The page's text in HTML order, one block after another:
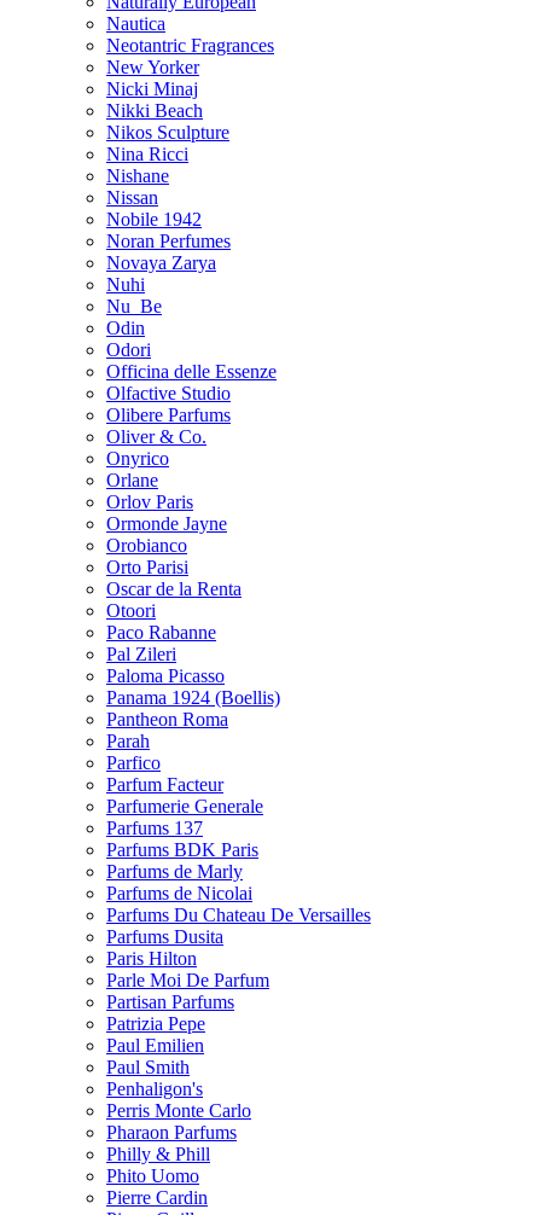
Nautica
Neotantric Fragrances
New Yorker
Nicki Minaj
Nikki Beach
Nikos Sculpture
Nina Ricci
Nishane
Nissan
Nobile 1942
Noran Perfumes
Novaya Zarya
Nuhi
Nu_Be
Odin
Odori
Officina delle Essenze
Olfactive Studio
Olibere Parfums
Oliver & Co.
Onyrico
Orlane
Orlov Paris
Ormonde Jayne
Orobianco
Orto Parisi
Oscar de la Renta
Otoori
Paco Rabanne
Pal Zileri
Paloma Picasso
Panama 1924 (Boellis)
Pantheon Roma
Parah
Parfico
Parfum Facteur
Parfumerie Generale
Parfums 137
Parfums BDK Paris
Parfums de Marly
Parfums de Nicolai
Parfums Du Chateau De Versailles
Parfums Dusita
Paris Hilton
Parle Moi De Parfum
Partisan Parfums
Patrizia Pepe
Paul Emilien
Paul Smith
Penhaligon's
Perris Monte Carlo
Pharaon Parfums
Philly & Phill
Phito Uomo
Pierre Cardin